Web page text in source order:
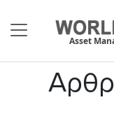
Asset